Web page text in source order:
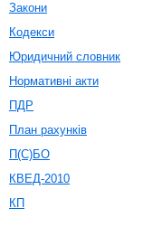
Закони
Кодекси
Юридичний словник
Нормативні акти
ПДР
План рахунків
П(С)БО
КВЕД-2010
КП